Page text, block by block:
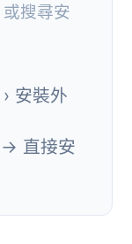
或搜尋安
安裝外
→ 直接安